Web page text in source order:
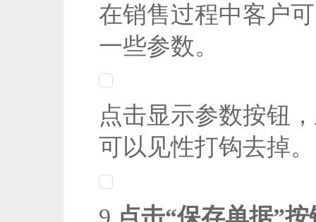
在销售过程中客户
一些参数。
点击显示参数按钮
可以见性打钩去掉。
9.点击“保存单据”按